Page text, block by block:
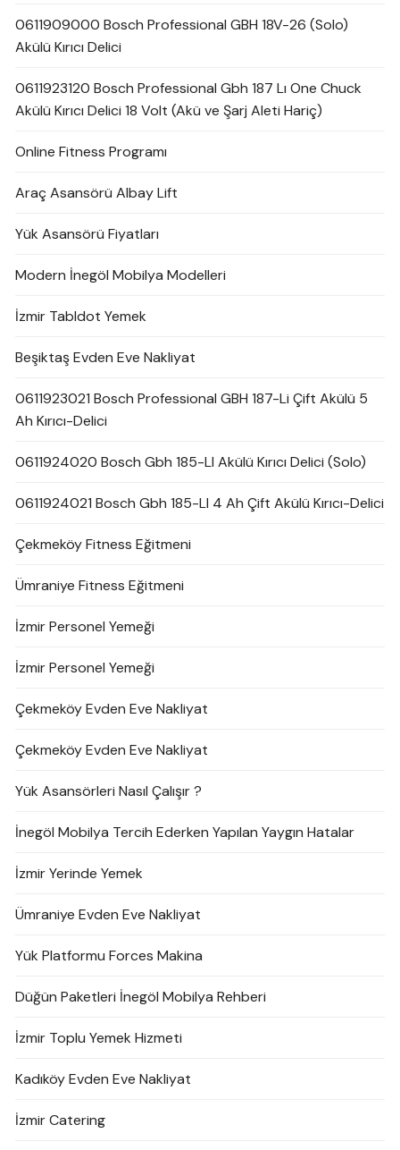
0611909000 Bosch Professional GBH 18V-26 (Solo)
Akülü Kırıcı Delici
0611923120 Bosch Professional Gbh 187 Lı One Chuck
Akülü Kırıcı Delici 18 Volt (Akü ve Şarj Aleti Hariç)
Online Fitness Programı
Araç Asansörü Albay Lift
Yük Asansörü Fiyatları
Modern İnegöl Mobilya Modelleri
İzmir Tabldot Yemek
Beşiktaş Evden Eve Nakliyat
0611923021 Bosch Professional GBH 187-Li Çift Akülü 5
Ah Kırıcı-Delici
0611924020 Bosch Gbh 185-LI Akülü Kırıcı Delici (Solo)
0611924021 Bosch Gbh 185-LI 4 Ah Çift Akülü Kırıcı-Delici
Çekmeköy Fitness Eğitmeni
Ümraniye Fitness Eğitmeni
İzmir Personel Yemeği
İzmir Personel Yemeği
Çekmeköy Evden Eve Nakliyat
Çekmeköy Evden Eve Nakliyat
Yük Asansörleri Nasıl Çalışır ?
İnegöl Mobilya Tercih Ederken Yapılan Yaygın Hatalar
İzmir Yerinde Yemek
Ümraniye Evden Eve Nakliyat
Yük Platformu Forces Makina
Düğün Paketleri İnegöl Mobilya Rehberi
İzmir Toplu Yemek Hizmeti
Kadıköy Evden Eve Nakliyat
İzmir Catering